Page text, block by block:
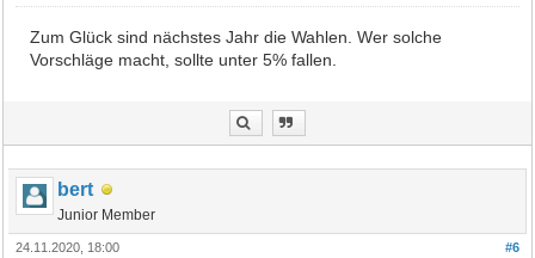
Zum Glück sind nächstes Jahr die Wahlen. Wer solche
Vorschläge macht, sollte unter 5% fallen.
bert
Junior Member
#6
24.11.2020, 18:00